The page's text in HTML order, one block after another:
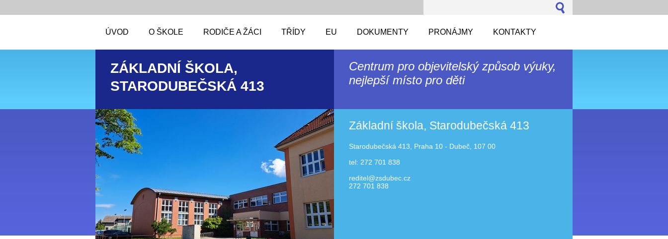
ÚVOD O ŠKOLE RODIČE A ŽÁCI TŘÍDY EU DOKUMENTY PRONÁJMY KONTAKTY
ZÁKLADNÍ ŠKOLA,
STARODUBEČSKÁ 413
Centrum pro objevitelský způsob výuky,
nejlepší místo pro děti
Základní škola, Starodubečská 413
Starodubečská 413, Praha 10 - Dubeč, 107 00
tel: 272 701 838
reditel@zsdubec.cz
272 701 838